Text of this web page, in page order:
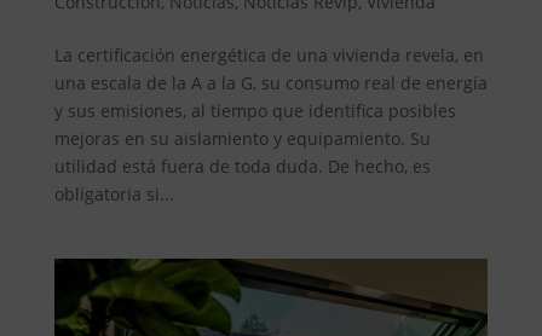
La certificación energética de una vivienda revela, en
una escala de la A a la G, su consumo real de energía
y sus emisiones, al tiempo que identifica posibles
mejoras en su aislamiento y equipamiento. Su
utilidad está fuera de toda duda. De hecho, es
obligatoria si...